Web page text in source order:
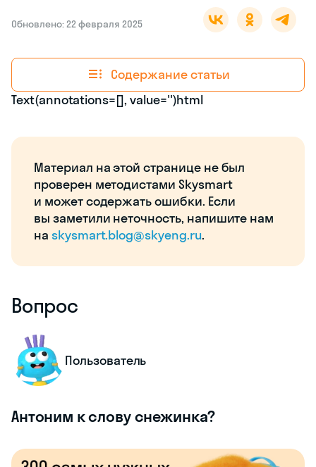
Обновлено: 22 февраля 2025
Содержание статьи
Text(annotations=[], value='')html
Материал на этой странице не был
проверен методистами Skysmart
и может содержать ошибки. Если
вы заметили неточность, напишите нам
на skysmart.blog@skyeng.ru.
Вопрос
Пользователь
Антоним к слову снежинка?